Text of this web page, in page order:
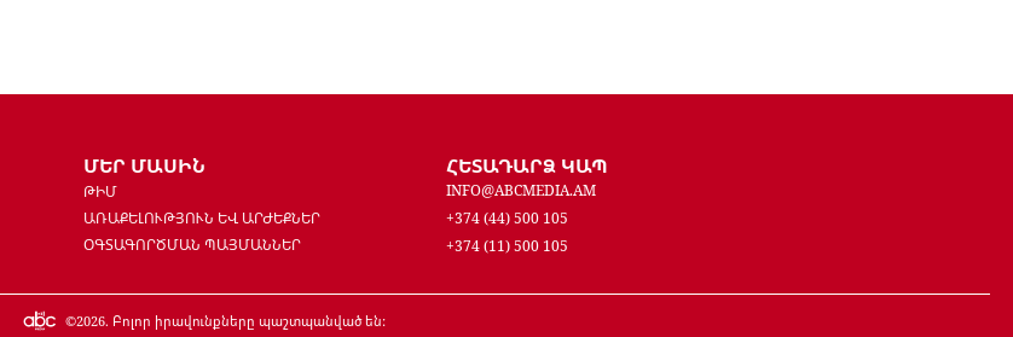
ՄԵՐ ՄԱՍԻՆ
ԹԻՄ
ԱՌԱՔԵԼՈՒԹՅՈՒՆ ԵՎ ԱՐԺԵՔՆԵՐ
ՕԳՏԱԳՈՐԾՄԱՆ ՊԱՅՄԱՆՆԵՐ
ՀԵՏԱԴԱՐՁ ԿԱՊ
INFO@ABCMEDIA.AM
+374 (44) 500 105
+374 (11) 500 105
©2026. Բոլոր իրավունքները պաշտպանված են: